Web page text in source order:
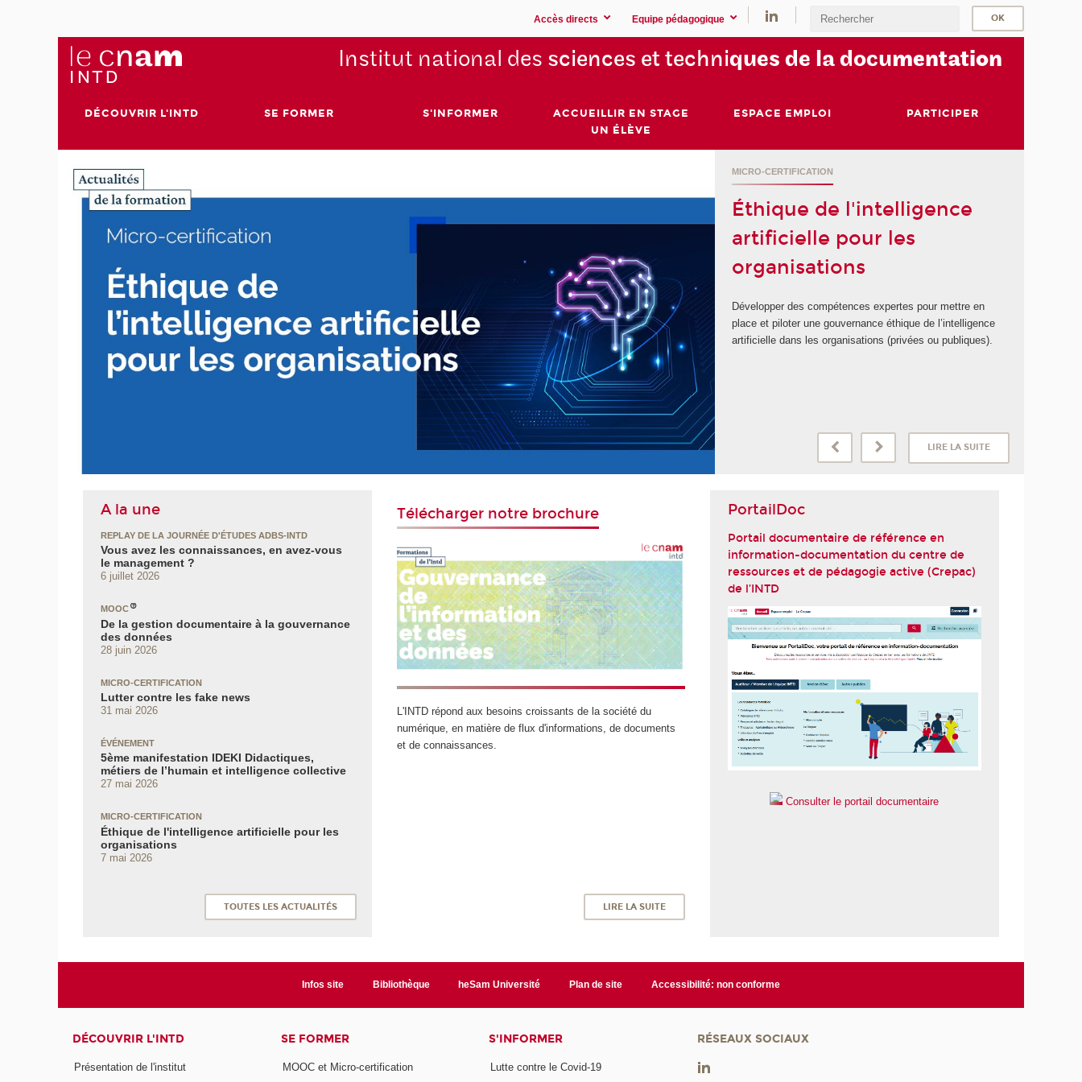
Accès directs Equipe pédagogique
Institut national des sciences et techniques de la documentation
DÉCOUVRIR L'INTD SE FORMER S'INFORMER
ACCUEILLIR EN STAGE
UN ÉLÈVE
ESPACE EMPLOI PARTICIPER
MICRO-CERTIFICATION
Éthique de l'intelligence
artificielle pour les
organisations
Développer des compétences expertes pour mettre en
place et piloter une gouvernance éthique de l’intelligence
artificielle dans les organisations (privées ou publiques).
LIRE LA SUITE
A la une
REPLAY DE LA JOURNÉE D'ÉTUDES ADBS-INTD
Vous avez les connaissances, en avez‑vous
le management ?
6 juillet 2026
MOOC
De la gestion documentaire à la gouvernance
des données
28 juin 2026
MICRO-CERTIFICATION
Lutter contre les fake news
31 mai 2026
ÉVÉNEMENT
5ème manifestation IDEKI Didactiques,
métiers de l’humain et intelligence collective
27 mai 2026
MICRO-CERTIFICATION
Éthique de l'intelligence artificielle pour les
organisations
7 mai 2026
TOUTES LES ACTUALITÉS
Télécharger notre brochure
L'INTD répond aux besoins croissants de la société du
numérique, en matière de flux d'informations, de documents
et de connaissances.
LIRE LA SUITE
PortailDoc
Portail documentaire de référence en
information-documentation du centre de
ressources et de pédagogie active (Crepac)
de l’INTD
Consulter le portail documentaire
Infos site Bibliothèque heSam Université Plan de site Accessibilité: non conforme
DÉCOUVRIR L'INTD
Présentation de l'institut
SE FORMER
MOOC et Micro-certification
S'INFORMER
Lutte contre le Covid-19
RÉSEAUX SOCIAUX